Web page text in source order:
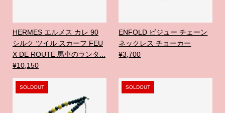
HERMES エルメス カレ 90
シルク ツイル スカーフ FEU
X DE ROUTE 馬車のランタ...
¥10,150
ENFOLD ビジュー チェーン
ネックレス チョーカー
¥3,700
SOLDOUT SOLDOUT